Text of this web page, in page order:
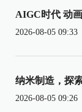
AIGC时代 动
2026-08-05 09:33
纳米制造，探
2026-08-05 09:26